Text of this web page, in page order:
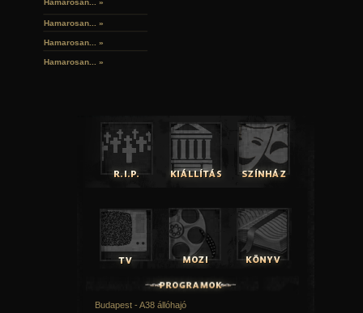
Hamarosan... »
Hamarosan... »
Hamarosan... »
Hamarosan... »
Budapest - A38 állóhajó